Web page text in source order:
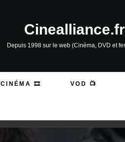
Cinealliance.fr
Depuis 1998 sur le web (Cinéma, DVD et
CINÉMA 🎞️ VOD 📺